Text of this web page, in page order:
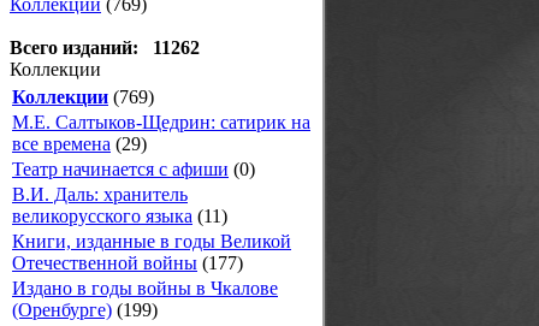
Коллекции (769)
Всего изданий: 11262
Коллекции
Коллекции (769)
М.Е. Салтыков-Щедрин: сатирик на
все времена (29)
Театр начинается с афиши (0)
В.И. Даль: хранитель
великорусского языка (11)
Книги, изданные в годы Великой
Отечественной войны (177)
Издано в годы войны в Чкалове
(Оренбурге) (199)